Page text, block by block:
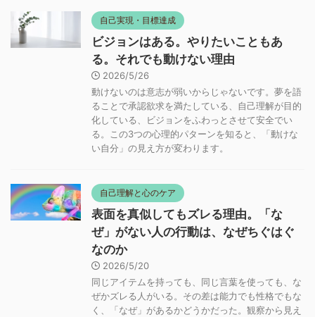
自己実現・目標達成
ビジョンはある。やりたいこともあ
る。それでも動けない理由
2026/5/26
動けないのは意志が弱いからじゃないです。夢を語
ることで承認欲求を満たしている、自己理解が目的
化している、ビジョンをふわっとさせて安全でい
る。この3つの心理的パターンを知ると、「動けな
い自分」の見え方が変わります。
自己理解と心のケア
表面を真似してもズレる理由。「な
ぜ」がない人の行動は、なぜちぐはぐ
なのか
2026/5/20
同じアイテムを持っても、同じ言葉を使っても、な
ぜかズレる人がいる。その差は能力でも性格でもな
く、「なぜ」があるかどうかだった。観察から見え